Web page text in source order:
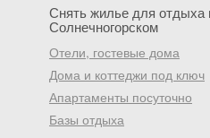
Снять жилье для отдыха
Солнечногорском
Отели, гостевые дома
Дома и коттеджи под ключ
Апартаменты посуточно
Базы отдыха